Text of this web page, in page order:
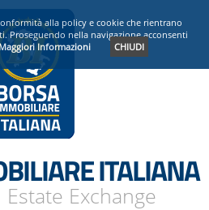
ITALIANA
Estate Exchange
alla policy e cookie che rientrano
Proseguendo nella navigazione acconsenti
Maggiori Informazioni CHIUDI